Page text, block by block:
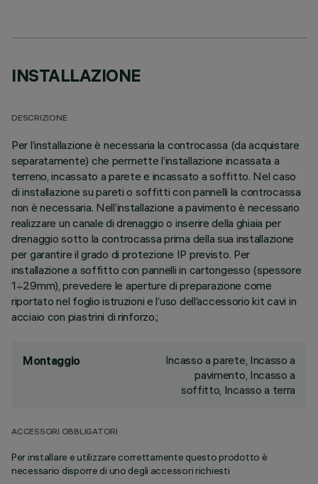
INSTALLAZIONE
DESCRIZIONE
Per l’installazione è necessaria la controcassa (da acquistare
separatamente) che permette l’installazione incassata a
terreno, incassato a parete e incassato a soffitto. Nel caso
di installazione su pareti o soffitti con pannelli la controcassa
non è necessaria. Nell’installazione a pavimento è necessario
realizzare un canale di drenaggio o inserire della ghiaia per
drenaggio sotto la controcassa prima della sua installazione
per garantire il grado di protezione IP previsto. Per
installazione a soffitto con pannelli in cartongesso (spessore
1÷29mm), prevedere le aperture di preparazione come
riportato nel foglio istruzioni e l’uso dell’accessorio kit cavi in
acciaio con piastrini di rinforzo.;
Montaggio
Incasso a parete, Incasso a
pavimento, Incasso a
soffitto, Incasso a terra
ACCESSORI OBBLIGATORI
Per installare e utilizzare correttamente questo prodotto è
necessario disporre di uno degli accessori richiesti